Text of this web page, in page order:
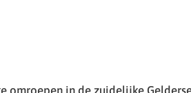
omroepen in de zuidelijke